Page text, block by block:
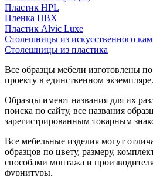
Пластик HPL
Пленка ПВХ
Пластик Alvic Luxe
Столешницы из искусственного
Столешницы из пластика
Все образцы мебели изготовлены
проекту в единственном экземпляре.
Образцы имеют названия для их
поиска по сайту, все названия
зарегистрированным товарным
Все мебельные изделия могут
образцов по цвету, размеру,
способами монтажа и
фурнитуры.